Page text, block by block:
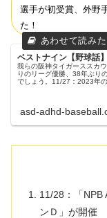
選手が初受賞、外野
た！
ベストナイン【野球話】
我らの阪神タイガーススカ
りのリーグ優勝、38年ぶり
でしょう。11/27：2023年
asd-adhd-
11/28：「NPB
ンＤ」が開催